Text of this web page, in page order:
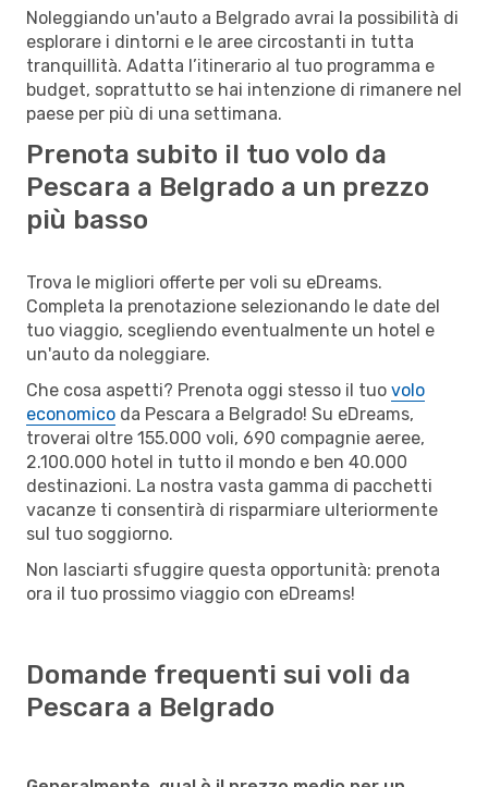
Noleggiando un'auto a Belgrado avrai la possibilità di
esplorare i dintorni e le aree circostanti in tutta
tranquillità. Adatta l’itinerario al tuo programma e
budget, soprattutto se hai intenzione di rimanere nel
paese per più di una settimana.
Prenota subito il tuo volo da
Pescara a Belgrado a un prezzo
più basso
Trova le migliori offerte per voli su eDreams.
Completa la prenotazione selezionando le date del
tuo viaggio, scegliendo eventualmente un hotel e
un'auto da noleggiare.
Che cosa aspetti? Prenota oggi stesso il tuo volo
economico da Pescara a Belgrado! Su eDreams,
troverai oltre 155.000 voli, 690 compagnie aeree,
2.100.000 hotel in tutto il mondo e ben 40.000
destinazioni. La nostra vasta gamma di pacchetti
vacanze ti consentirà di risparmiare ulteriormente
sul tuo soggiorno.
Non lasciarti sfuggire questa opportunità: prenota
ora il tuo prossimo viaggio con eDreams!
Domande frequenti sui voli da
Pescara a Belgrado